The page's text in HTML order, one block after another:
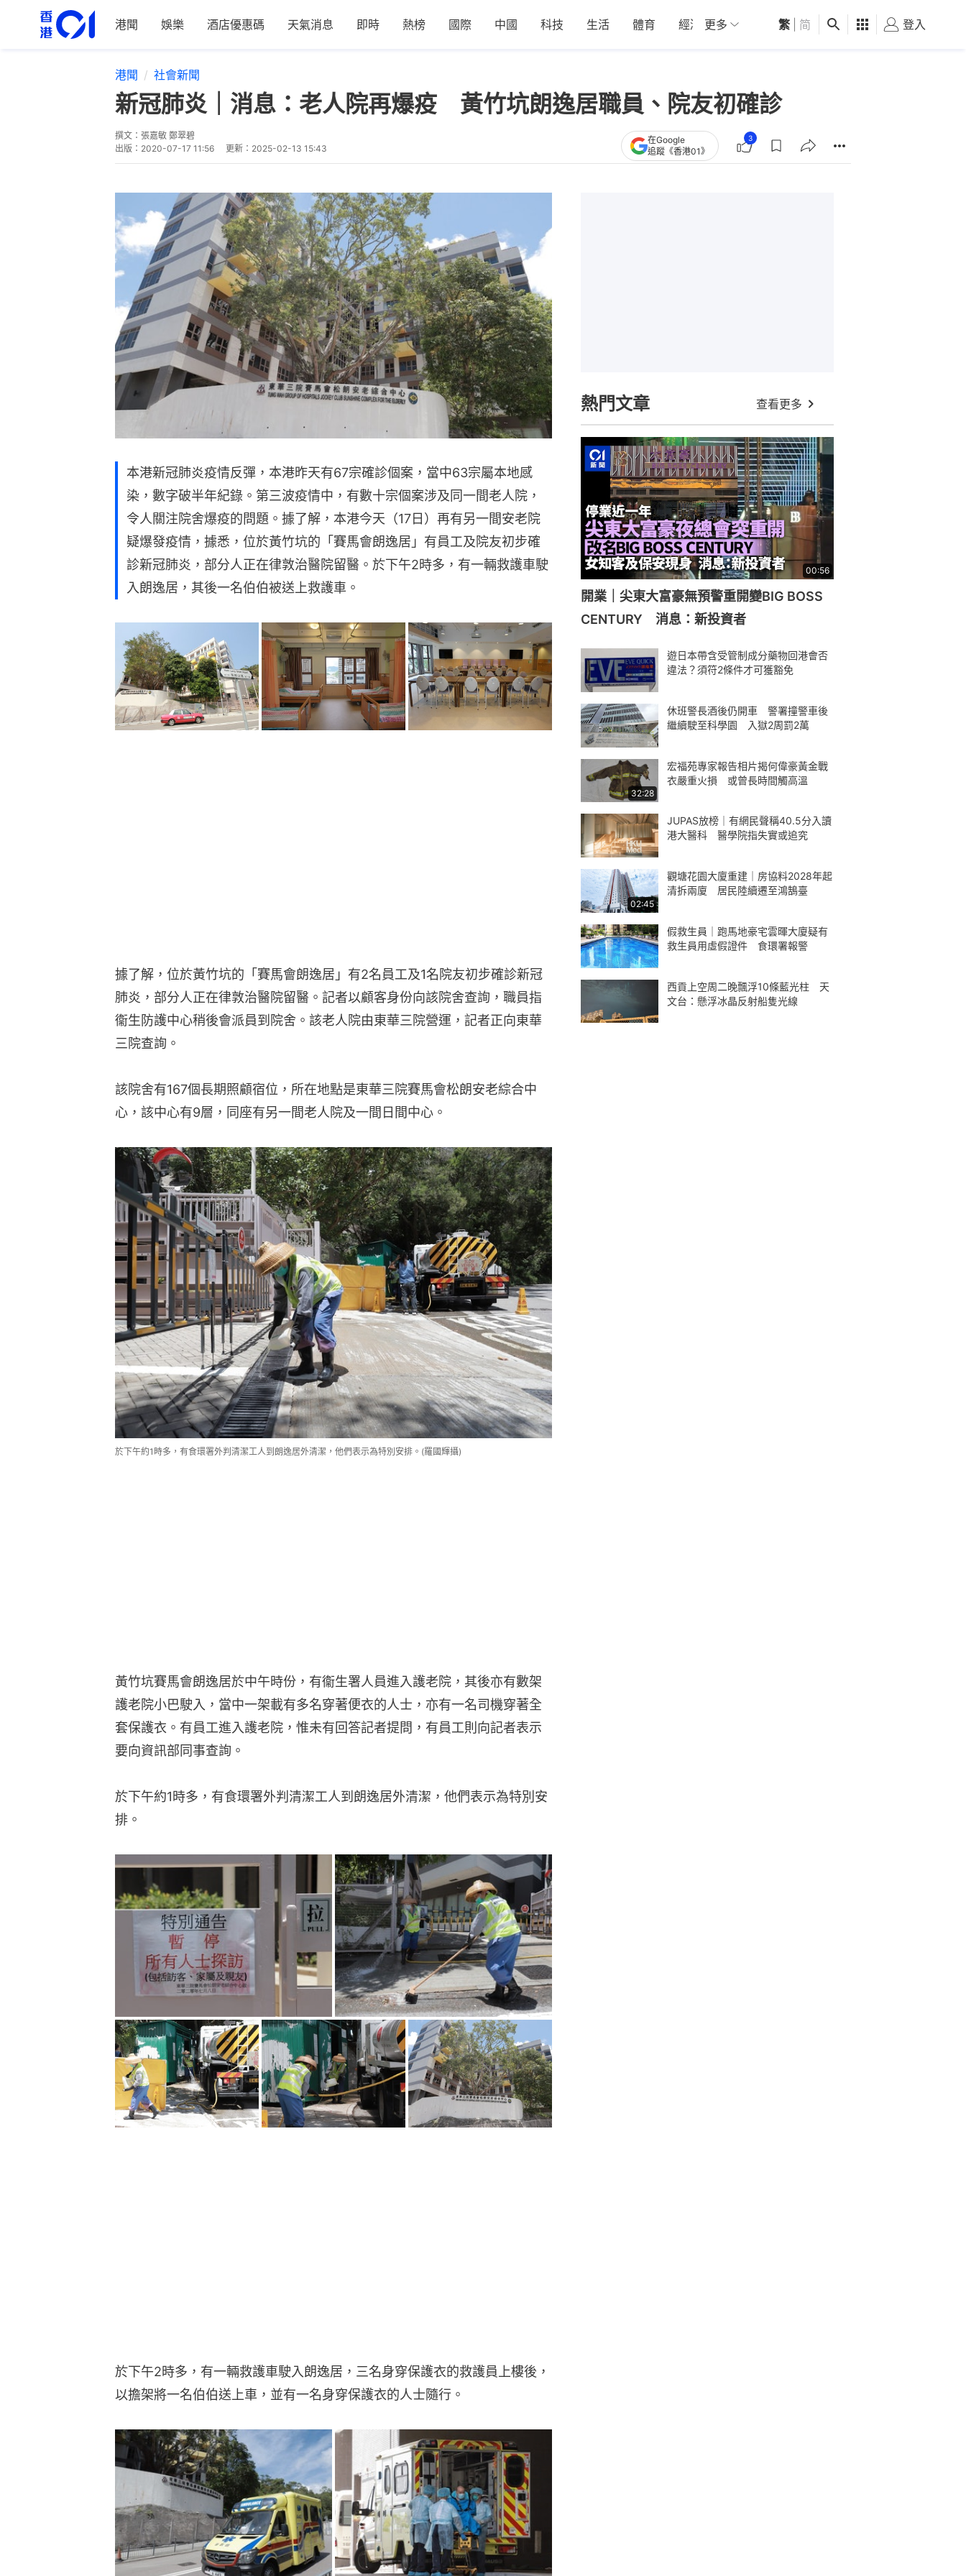
港聞 娛樂 酒店優惠碼 天氣消息 即時 熱榜 國際 中國 科技 生活 體育 經濟 01深圳 觀點 健康 好食玩飛
更多 繁 简 登入
港聞 社會新聞
新冠肺炎｜消息：老人院再爆疫 黃竹坑朗逸居職員、院友初確診
撰文： 張嘉敏 鄭翠碧
出版： 2020-07-17 11:56 更新： 2025-02-13 15:43
在Google
追蹤《香港01》
3
本港新冠肺炎疫情反彈，本港昨天有67宗確診個案，當中63宗屬本地感
染，數字破半年紀錄。第三波疫情中，有數十宗個案涉及同一間老人院，
令人關注院舍爆疫的問題。據了解，本港今天（17日）再有另一間安老院
疑爆發疫情，據悉，位於黃竹坑的「賽馬會朗逸居」有員工及院友初步確
診新冠肺炎，部分人正在律敦治醫院留醫。於下午2時多，有一輛救護車駛
入朗逸居，其後一名伯伯被送上救護車。
據了解，位於黃竹坑的「賽馬會朗逸居」有2名員工及1名院友初步確診新冠
肺炎，部分人正在律敦治醫院留醫。記者以顧客身份向該院舍查詢，職員指
衞生防護中心稍後會派員到院舍。該老人院由東華三院營運，記者正向東華
三院查詢。
該院舍有167個長期照顧宿位，所在地點是東華三院賽馬會松朗安老綜合中
心，該中心有9層，同座有另一間老人院及一間日間中心。
於下午約1時多，有食環署外判清潔工人到朗逸居外清潔，他們表示為特別安排。(羅國輝攝)
黃竹坑賽馬會朗逸居於中午時份，有衞生署人員進入護老院，其後亦有數架
護老院小巴駛入，當中一架載有多名穿著便衣的人士，亦有一名司機穿著全
套保護衣。有員工進入護老院，惟未有回答記者提問，有員工則向記者表示
要向資訊部同事查詢。
於下午約1時多，有食環署外判清潔工人到朗逸居外清潔，他們表示為特別安
排。
於下午2時多，有一輛救護車駛入朗逸居，三名身穿保護衣的救護員上樓後，
以擔架將一名伯伯送上車，並有一名身穿保護衣的人士隨行。
熱門文章 查看更多
00:56
開業｜尖東大富豪無預警重開變BIG BOSS
CENTURY 消息：新投資者
遊日本帶含受管制成分藥物回港會否
違法？須符2條件才可獲豁免
休班警長酒後仍開車 警署撞警車後
繼續駛至科學園 入獄2周罰2萬
32:28
宏福苑專家報告相片揭何偉豪黃金戰
衣嚴重火損 或曾長時間觸高溫
JUPAS放榜｜有網民聲稱40.5分入讀
港大醫科 醫學院指失實或追究
02:45
觀塘花園大廈重建｜房協料2028年起
清拆兩廈 居民陸續遷至鴻鵠臺
假救生員｜跑馬地豪宅雲暉大廈疑有
救生員用虛假證件 食環署報警
西貢上空周二晚飄浮10條藍光柱 天
文台：懸浮冰晶反射船隻光線